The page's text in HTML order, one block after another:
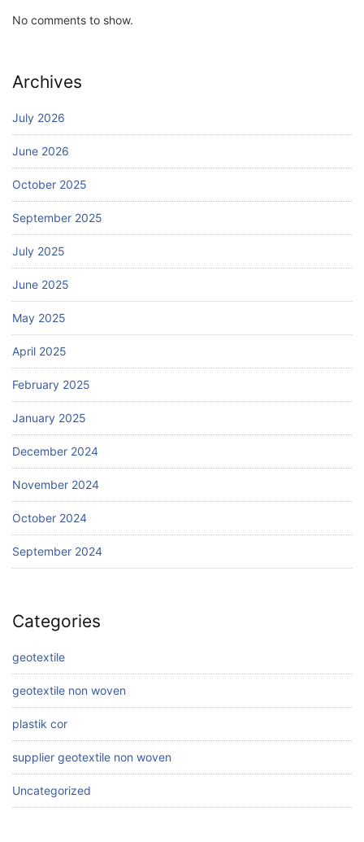
No comments to show.
Archives
July 2026
June 2026
October 2025
September 2025
July 2025
June 2025
May 2025
April 2025
February 2025
January 2025
December 2024
November 2024
October 2024
September 2024
Categories
geotextile
geotextile non woven
plastik cor
supplier geotextile non woven
Uncategorized